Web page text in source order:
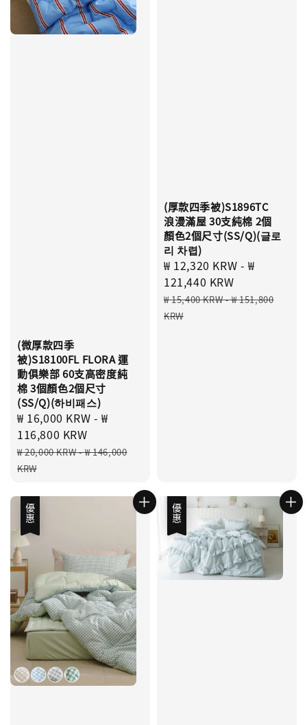
(微厚款四季
被)S18100FL FLORA 運
動俱樂部 60支高密度純
棉 3個顏色2個尺寸
(SS/Q)(하비패스)
Sale
price
₩ 16,000 KRW -₩
116,800 KRW
Regular
price
₩ 20,000 KRW-₩ 146,000
KRW
(厚款四季被)S1896TC
浪漫滿屋 30支純棉 2個
顏色2個尺寸(SS/Q)(글로
리 차렵)
Sale
price
₩ 12,320 KRW -₩
121,440 KRW
Regular
price
₩ 15,400 KRW-₩ 151,800
KRW
優惠 優惠